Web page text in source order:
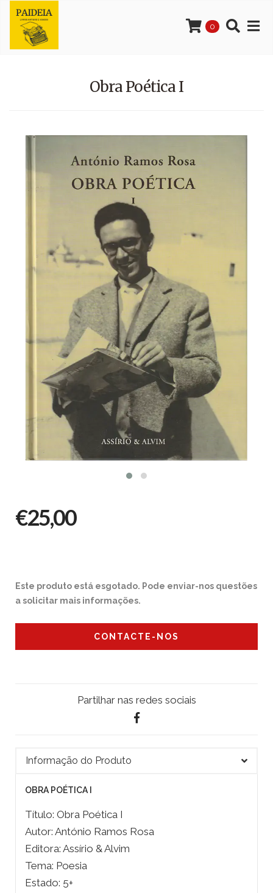
0
Obra Poética I
€25,00
Este produto está esgotado. Pode enviar-nos questões
a solicitar mais informações.
CONTACTE-NOS
Partilhar nas redes sociais
Informação do Produto
OBRA POÉTICA I
Título: Obra Poética I
Autor: António Ramos Rosa
Editora: Assírio & Alvim
Tema: Poesia
Estado: 5+